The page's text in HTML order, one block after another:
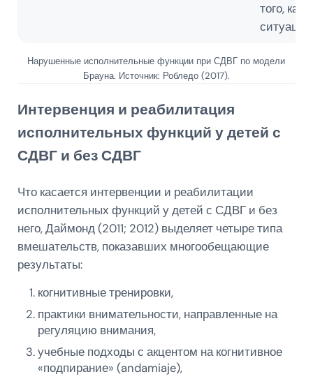
того, как
Нарушенные исполнительные функции при СДВГ по модели
Брауна. Источник: Робледо (2017).
Интервенция и реабилитация
исполнительных функций у детей с
СДВГ и без СДВГ
Что касается интервенции и реабилитации
исполнительных функций у детей с СДВГ и без
него, Даймонд (2011; 2012) выделяет четыре типа
вмешательств, показавших многообещающие
результаты:
когнитивные тренировки,
практики внимательности, направленные на
регуляцию внимания,
учебные подходы с акцентом на когнитивное
«подпирание» (andamiaje),